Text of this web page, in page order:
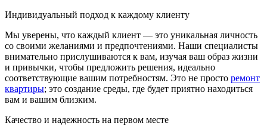
Индивидуальный подход к каждому клиенту
Мы уверены, что каждый клиент — это уникальная личность
со своими желаниями и предпочтениями. Наши специалисты
внимательно прислушиваются к вам, изучая ваш образ жизни
и привычки, чтобы предложить решения, идеально
соответствующие вашим потребностям. Это не просто ремонт
квартиры; это создание среды, где будет приятно находиться
вам и вашим близким.
Качество и надежность на первом месте